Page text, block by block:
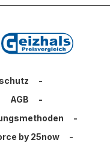
-
AGB
-
-
by 25now
-